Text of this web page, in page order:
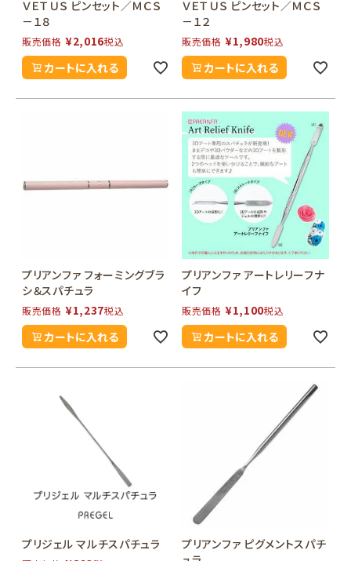
ＶＥＴＵＳ ピンセット／ＭＣＳ
－１８
販売価格 ¥2,016税込
カートに入れる
ＶＥＴＵＳ ピンセット／ＭＣＳ
－１２
販売価格 ¥1,980税込
カートに入れる
プリアンファ フォーミングブラ
シ＆スパチュラ
販売価格 ¥1,237税込
カートに入れる
プリアンファ アートレリーフナ
イフ
販売価格 ¥1,100税込
カートに入れる
プリジェル マルチスパチュラ
プリアンファ ピグメントスパチ